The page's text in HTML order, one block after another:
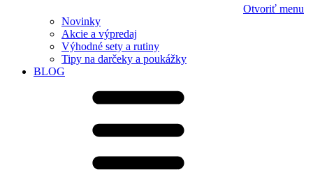
Otvoriť menu
Novinky
Akcie a výpredaj
Výhodné sety a rutiny
Tipy na darčeky a poukážky
BLOG